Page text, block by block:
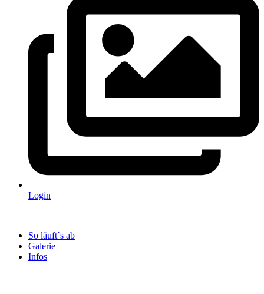
Login
So läuft´s ab
Galerie
Infos